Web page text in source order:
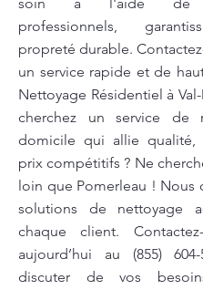
professionnels,
propreté durable.
un service rapide et de
Nettoyage Résidentiel à
cherchez un service de
domicile qui allie qualité,
prix compétitifs ? Ne
loin que Pomerleau ! Nous
solutions de nettoyage
chaque client.
aujourd’hui au (855) 604-
discuter de vos